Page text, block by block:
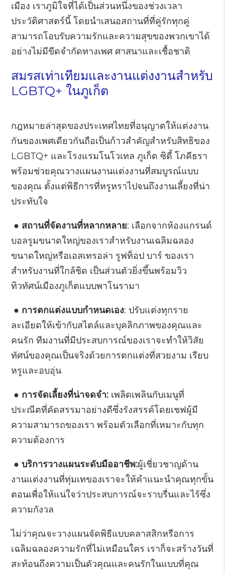
เมือง เราภูมิใจที่ได้เป็นส่วนหนึ่งของช่วงเวลา
ประวัติศาสตร์นี้ โดยนำเสนอสถานที่ที่คู่รักทุกคู่
สามารถโอบรับความรักและความสุขของพวกเขาได้
อย่างไม่มีขีดจำกัดทางเพศ ศาสนาและเชื้อชาติ
สมรสเท่าเทียมและงานแต่งงานสำหรับ
LGBTQ+ ในภูเก็ต
กฎหมายล่าสุดของประเทศไทยที่อนุญาตให้แต่งงาน
กันของเพศเดียวกันถือเป็นก้าวสำคัญสำหรับสิทธิของ
LGBTQ+ และโรงแรมโนโวเทล ภูเก็ต ซิตี้ โภคีธรา
พร้อมช่วยคุณวางแผนงานแต่งงานที่สมบูรณ์แบบ
ของคุณ ตั้งแต่พิธีการที่หรูหราไปจนถึงงานเลี้ยงที่น่า
ประทับใจ
● สถานที่จัดงานที่หลากหลาย: เลือกจากห้องแกรนด์
บอลรูมขนาดใหญ่ของเราสำหรับงานเฉลิมฉลอง
ขนาดใหญ่หรือเอสเทรอล่า รูฟท็อป บาร์ ของเรา
สำหรับงานที่ใกล้ชิด เป็นส่วนตัวยิ่งขึ้นพร้อมวิว
ทิวทัศน์เมืองภูเก็ตแบบพาโนรามา
● การตกแต่งแบบกำหนดเอง: ปรับแต่งทุกราย
ละเอียดให้เข้ากับสไตล์และบุคลิกภาพของคุณและ
คนรัก ทีมงานที่มีประสบการณ์ของเราจะทำให้วิสัย
ทัศน์ของคุณเป็นจริงด้วยการตกแต่งที่สวยงาม เรียบ
หรูและอบอุ่น
● การจัดเลี้ยงที่น่าจดจำ: เพลิดเพลินกับเมนูที่
ประณีตที่คัดสรรมาอย่างดีซึ่งรังสรรค์โดยเชฟผู้มี
ความสามารถของเรา พร้อมตัวเลือกที่เหมาะกับทุก
ความต้องการ
● บริการวางแผนระดับมืออาชีพ:ผู้เชี่ยวชาญด้าน
งานแต่งงานที่ทุ่มเทของเราจะให้คำแนะนำคุณทุกขั้น
ตอนเพื่อให้แน่ใจว่าประสบการณ์จะราบรื่นและไร้ซึ่ง
ความกังวล
ไม่ว่าคุณจะวางแผนจัดพิธีแบบคลาสสิกหรือการ
เฉลิมฉลองความรักที่ไม่เหมือนใคร เราก็จะสร้างวันที่
สะท้อนถึงความเป็นตัวคุณและคนรักในแบบที่คุณ